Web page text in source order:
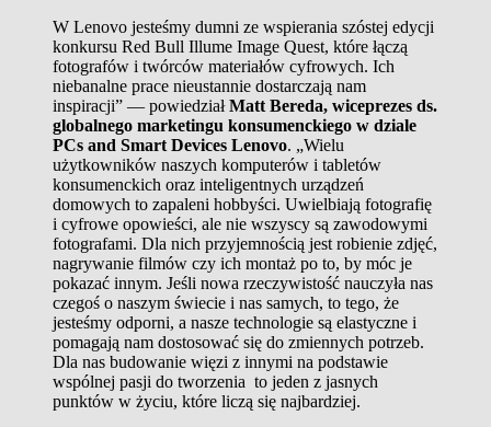
W Lenovo jesteśmy dumni ze wspierania szóstej edycji
konkursu Red Bull Illume Image Quest, które łączą
fotografów i twórców materiałów cyfrowych. Ich
niebanalne prace nieustannie dostarczają nam
inspiracji” — powiedziałMatt Bereda, wiceprezes ds.
globalnego marketingu konsumenckiego w dziale
PCs and Smart Devices Lenovo. „Wielu
użytkowników naszych komputerów i tabletów
konsumenckich oraz inteligentnych urządzeń
domowych to zapaleni hobbyści. Uwielbiają fotografię
i cyfrowe opowieści, ale nie wszyscy są zawodowymi
fotografami. Dla nich przyjemnością jest robienie zdjęć,
nagrywanie filmów czy ich montaż po to, by móc je
pokazać innym. Jeśli nowa rzeczywistość nauczyła nas
czegoś o naszym świecie i nas samych, to tego, że
jesteśmy odporni, a nasze technologie są elastyczne i
pomagają nam dostosować się do zmiennych potrzeb.
Dla nas budowanie więzi z innymi na podstawie
wspólnej pasji do tworzenia to jeden z jasnych
punktów w życiu, które liczą się najbardziej.